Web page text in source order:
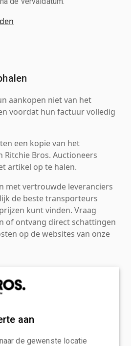
aankopen niet van het
voordat hun factuur volledig
een kopie van het
Ritchie Bros. Auctioneers
artikel op te halen.
met vertrouwde leveranciers
de beste transporteurs
kunt vinden. Vraag
of ontvang direct schattingen
op de websites van onze
aan
de gewenste locatie